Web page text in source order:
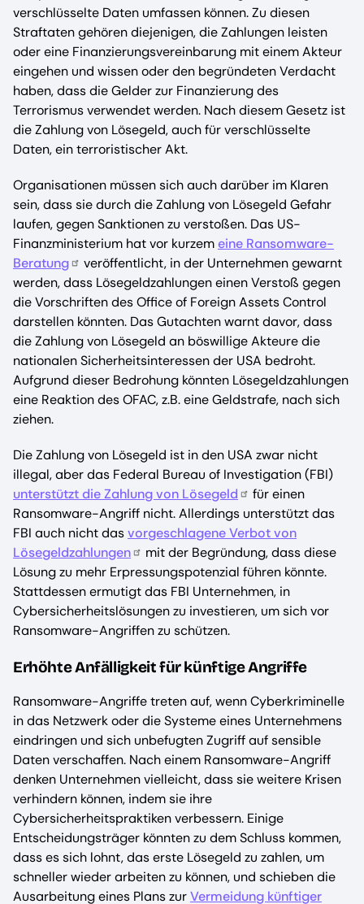
verschlüsselte Daten umfassen können. Zu diesen
Straftaten gehören diejenigen, die Zahlungen leisten
oder eine Finanzierungsvereinbarung mit einem Akteur
eingehen und wissen oder den begründeten Verdacht
haben, dass die Gelder zur Finanzierung des
Terrorismus verwendet werden. Nach diesem Gesetz ist
die Zahlung von Lösegeld, auch für verschlüsselte
Daten, ein terroristischer Akt.
Organisationen müssen sich auch darüber im Klaren
sein, dass sie durch die Zahlung von Lösegeld Gefahr
laufen, gegen Sanktionen zu verstoßen. Das US-
Finanzministerium hat vor kurzemeine Ransomware-
Beratung
veröffentlicht, in der Unternehmen gewarnt
werden, dass Lösegeldzahlungen einen Verstoß gegen
die Vorschriften des Office of Foreign Assets Control
darstellen könnten. Das Gutachten warnt davor, dass
die Zahlung von Lösegeld an böswillige Akteure die
nationalen Sicherheitsinteressen der USA bedroht.
Aufgrund dieser Bedrohung könnten Lösegeldzahlungen
eine Reaktion des OFAC, z.B. eine Geldstrafe, nach sich
ziehen.
Die Zahlung von Lösegeld ist in den USA zwar nicht
illegal, aber das Federal Bureau of Investigation (FBI)
unterstützt die Zahlung von Lösegeld
für einen
Ransomware-Angriff nicht. Allerdings unterstützt das
FBI auch nicht dasvorgeschlagene Verbot von
Lösegeldzahlungen
mit der Begründung, dass diese
Lösung zu mehr Erpressungspotenzial führen könnte.
Stattdessen ermutigt das FBI Unternehmen, in
Cybersicherheitslösungen zu investieren, um sich vor
Ransomware-Angriffen zu schützen.
Erhöhte Anfälligkeit für künftige Angriffe
Ransomware-Angriffe treten auf, wenn Cyberkriminelle
in das Netzwerk oder die Systeme eines Unternehmens
eindringen und sich unbefugten Zugriff auf sensible
Daten verschaffen. Nach einem Ransomware-Angriff
denken Unternehmen vielleicht, dass sie weitere Krisen
verhindern können, indem sie ihre
Cybersicherheitspraktiken verbessern. Einige
Entscheidungsträger könnten zu dem Schluss kommen,
dass es sich lohnt, das erste Lösegeld zu zahlen, um
schneller wieder arbeiten zu können, und schieben die
Ausarbeitung eines Plans zurVermeidung künftiger